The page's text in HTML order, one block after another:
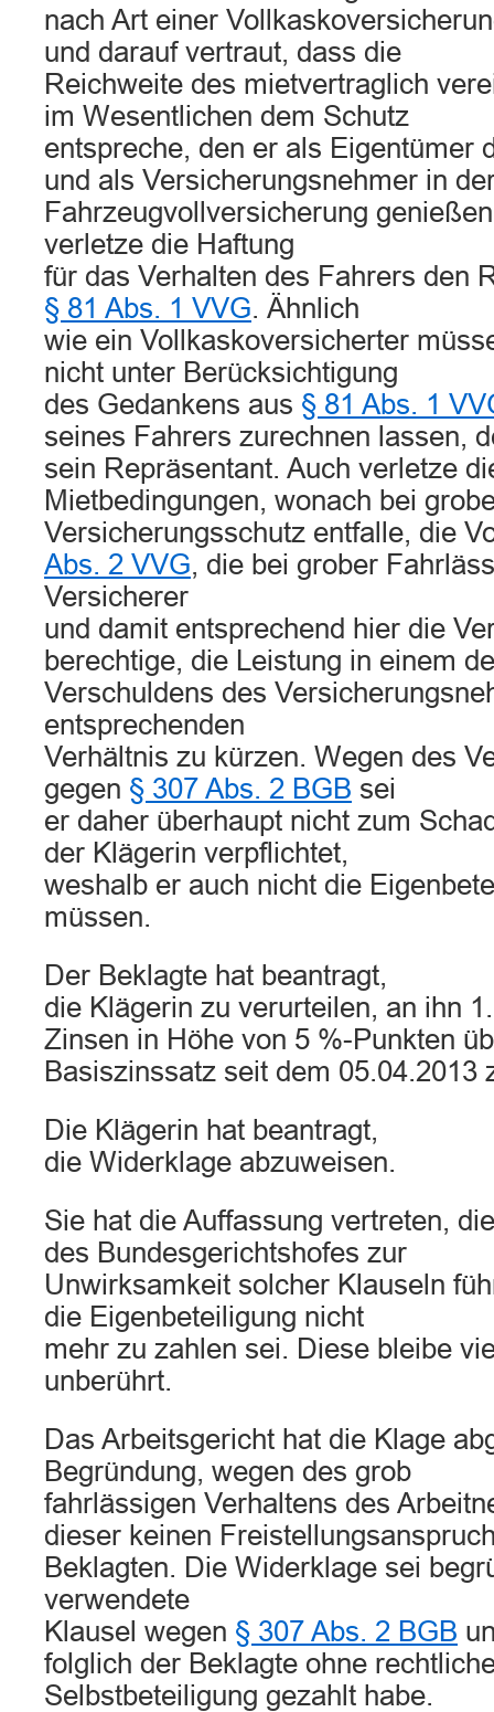
nach Art einer
und darauf vertraut, dass die
Reichweite des mietvertraglich
im Wesentlichen dem Schutz
entspreche, den er als Eigentümer
und als Versicherungsnehmer in
Fahrzeugvollversicherung
verletze die Haftung
für das Verhalten des Fahrers den
§ 81 Abs. 1 VVG. Ähnlich
wie ein Vollkaskoversicherter
nicht unter Berücksichtigung
des Gedankens aus § 81 Abs. 1
seines Fahrers zurechnen lassen,
sein Repräsentant. Auch verletze
Mietbedingungen, wonach bei
Versicherungsschutz entfalle, die
Abs. 2 VVG, die bei grober
Versicherer
und damit entsprechend hier die
berechtige, die Leistung in einem
Verschuldens des
entsprechenden
Verhältnis zu kürzen. Wegen des
gegen § 307 Abs. 2 BGB sei
er daher überhaupt nicht zum
der Klägerin verpflichtet,
weshalb er auch nicht die
müssen.
Der Beklagte hat beantragt,
die Klägerin zu verurteilen, an ihn
Zinsen in Höhe von 5 %-Punkten
Basiszinssatz seit dem 05.04.2013
Die Klägerin hat beantragt,
die Widerklage abzuweisen.
Sie hat die Auffassung vertreten,
des Bundesgerichtshofes zur
Unwirksamkeit solcher Klauseln
die Eigenbeteiligung nicht
mehr zu zahlen sei. Diese bleibe
unberührt.
Das Arbeitsgericht hat die Klage
Begründung, wegen des grob
fahrlässigen Verhaltens des
dieser keinen
Beklagten. Die Widerklage sei
verwendete
Klausel wegen § 307 Abs. 2 BGB
folglich der Beklagte ohne
Selbstbeteiligung gezahlt habe.